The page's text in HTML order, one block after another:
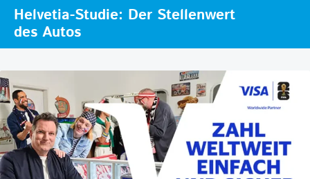
Helvetia-Studie: Der Stellenwert
des Autos